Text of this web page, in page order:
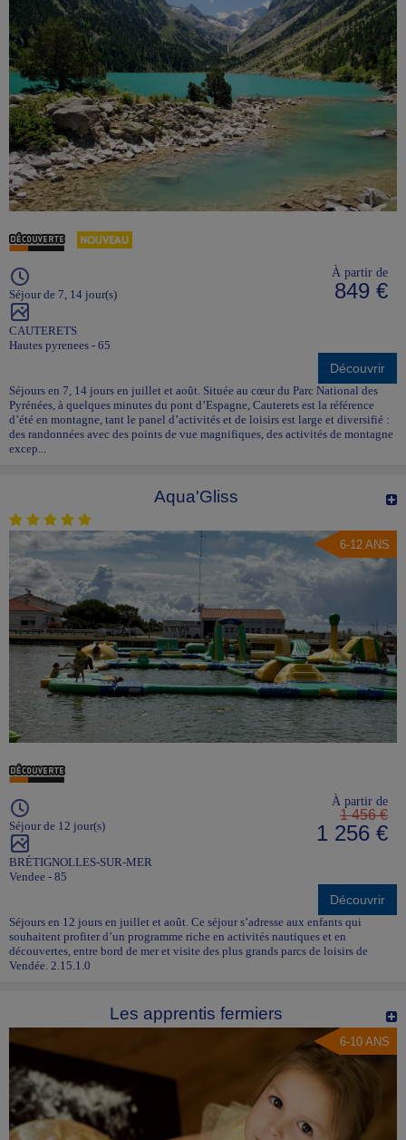
Séjour de 7, 14 jour(s)
CAUTERETS
Hautes pyrenees - 65
À partir de
849 €
Découvrir
Séjours en 7, 14 jours en juillet et août. Située au cœur du Parc National des
Pyrénées, à quelques minutes du pont d’Espagne, Cauterets est la référence
d’été en montagne, tant le panel d’activités et de loisirs est large et diversifié :
des randonnées avec des points de vue magnifiques, des activités de montagne
excep...
Aqua'Gliss
6-12 ANS
Séjour de 12 jour(s)
BRÉTIGNOLLES-SUR-MER
Vendee - 85
À partir de
1 456 €
1 256 €
Découvrir
Séjours en 12 jours en juillet et août. Ce séjour s’adresse aux enfants qui
souhaitent profiter d’un programme riche en activités nautiques et en
découvertes, entre bord de mer et visite des plus grands parcs de loisirs de
Vendée. 2.15.1.0
Les apprentis fermiers
6-10 ANS